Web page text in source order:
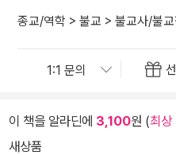
종교/역학 > 불교 > 불교사/불
이 책을 알라딘에 3,100원 (최상
새상품